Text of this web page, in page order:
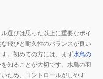
選びは思った以上に重要なポイ
飛びと耐久性のバランスが良い
。初めての方には、まず水鳥の
知ることが大切です。水鳥の羽
ため、コントロールがしやす